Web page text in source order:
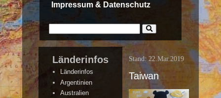
Impressum & Datenschutz
Länderinfos
Länderinfos
Argentinien
Australien
Stand: 22.Mar.2019
Taiwan